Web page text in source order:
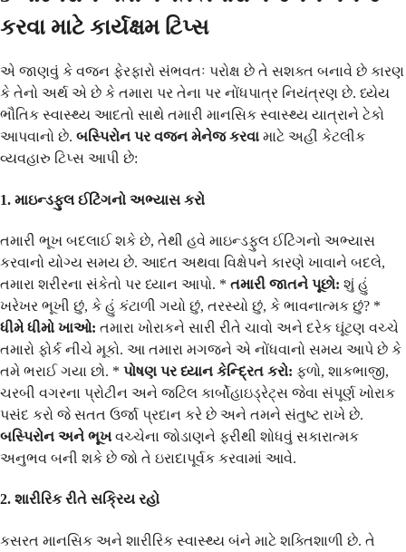
કરવા માટે કાર્યક્ષમ ટિપ્સ
એ જાણવું કે વજન ફેરફારો સંભવતઃ પરોક્ષ છે તે સશક્ત બનાવે છે કારણ
કે તેનો અર્થ એ છે કે તમારા પર તેના પર નોંધપાત્ર નિયંત્રણ છે. ધ્યેય
ભૌતિક સ્વાસ્થ્ય આદતો સાથે તમારી માનસિક સ્વાસ્થ્ય યાત્રાને ટેકો
આપવાનો છે. બસ્પિરોન પર વજન મેનેજ કરવા માટે અહીં કેટલીક
વ્યવહારુ ટિપ્સ આપી છે:
1. માઇન્ડફુલ ઈટિંગનો અભ્યાસ કરો
તમારી ભૂખ બદલાઈ શકે છે, તેથી હવે માઇન્ડફુલ ઈટિંગનો અભ્યાસ
કરવાનો યોગ્ય સમય છે. આદત અથવા વિક્ષેપને કારણે ખાવાને બદલે,
તમારા શરીરના સંકેતો પર ધ્યાન આપો. * તમારી જાતને પૂછો: શું હું
ખરેખર ભૂખી છું, કે હું કંટાળી ગયો છું, તરસ્યો છું, કે ભાવનાત્મક છું? *
ધીમે ધીમો ખાઓ: તમારા ખોરાકને સારી રીતે ચાવો અને દરેક ઘૂંટણ વચ્ચે
તમારો ફોર્ક નીચે મૂકો. આ તમારા મગજને એ નોંધવાનો સમય આપે છે કે
તમે ભરાઈ ગયા છો. * પોષણ પર ધ્યાન કેન્દ્રિત કરો: ફળો, શાકભાજી,
ચરબી વગરના પ્રોટીન અને જટિલ કાર્બોહાઇડ્રેટ્સ જેવા સંપૂર્ણ ખોરાક
પસંદ કરો જે સતત ઉર્જા પ્રદાન કરે છે અને તમને સંતુષ્ટ રાખે છે.
બસ્પિરોન અને ભૂખવચ્ચેના જોડાણને ફરીથી શોધવું સકારાત્મક
અનુભવ બની શકે છે જો તે ઇરાદાપૂર્વક કરવામાં આવે.
2. શારીરિક રીતે સક્રિય રહો
કસરત માનસિક અને શારીરિક સ્વાસ્થ્ય બંને માટે શક્તિશાળી છે. તે